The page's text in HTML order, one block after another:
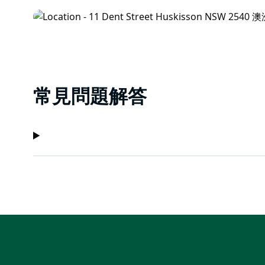
常見問題解答